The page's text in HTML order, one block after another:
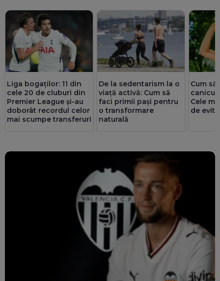
Liga bogaților: 11 din
cele 20 de cluburi din
Premier League și-au
doborât recordul celor
mai scumpe transferuri
De la sedentarism la o
viață activă: Cum să
faci primii pași pentru
o transformare
naturală
Cum
Cele
de